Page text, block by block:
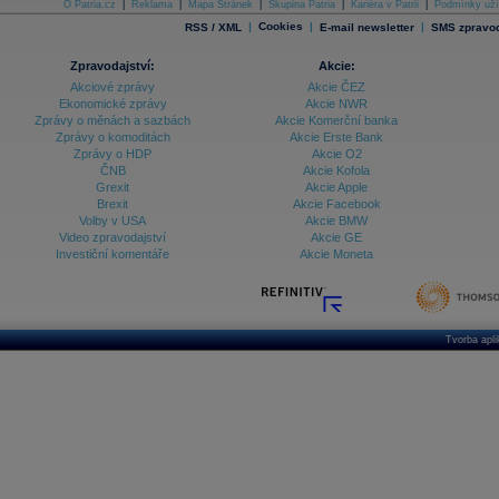
O Patria.cz Reklama Mapa Stránek Skupina Patria Kariéra v Patrii Podmínky
RSS / XML | Cookies | E-mail newsletter | SMS
Zpravodajství:
Akciové zprávy
Ekonomické zprávy
Zprávy o měnách a sazbách
Zprávy o komoditách
Zprávy o HDP
ČNB
Grexit
Brexit
Volby v USA
Video zpravodajství
Investiční komentáře
Akcie:
Akcie ČEZ
Akcie NWR
Akcie Komerční banka
Akcie Erste Bank
Akcie O2
Akcie Kofola
Akcie Apple
Akcie Facebook
Akcie BMW
Akcie GE
Akcie Moneta
Tvorba